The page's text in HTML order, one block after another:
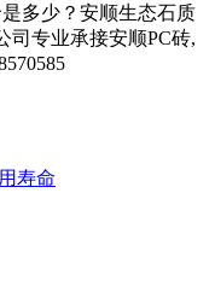
多少？安顺生态石质
司专业承接安顺PC砖,
寿命